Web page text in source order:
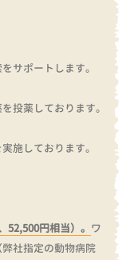
サポートします。
投薬しております。
施しております。
円相当）。 ワ
社指定の動物病院